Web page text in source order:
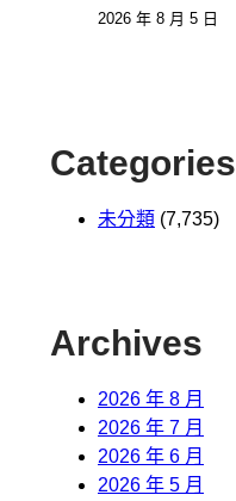
2026 年 8 月 5 日
Categories
未分類 (7,735)
Archives
2026 年 8 月
2026 年 7 月
2026 年 6 月
2026 年 5 月